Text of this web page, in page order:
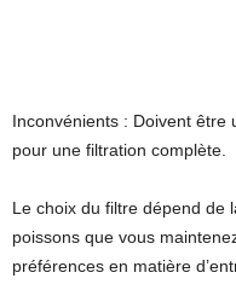
Inconvénients : Doivent être
pour une filtration complète.
Le choix du filtre dépend de
poissons que vous
préférences en matière